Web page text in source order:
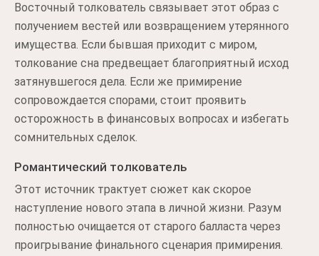
Восточный толкователь связывает этот образ с
получением вестей или возвращением утерянного
имущества. Если бывшая приходит с миром,
толкование сна предвещает благоприятный исход
затянувшегося дела. Если же примирение
сопровождается спорами, стоит проявить
осторожность в финансовых вопросах и избегать
сомнительных сделок.
Романтический толкователь
Этот источник трактует сюжет как скорое
наступление нового этапа в личной жизни. Разум
полностью очищается от старого балласта через
проигрывание финального сценария примирения.